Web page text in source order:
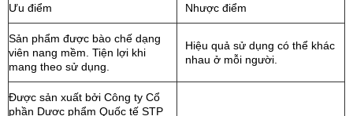
Ưu điểm Nhược điểm
Sản phẩm được bào chế dạng
viên nang mềm. Tiện lợi khi
mang theo sử dụng.
Hiệu quả sử dụng có thể khác
nhau ở mỗi người.
Được sản xuất bởi Công ty Cổ
phần Dược phẩm Quốc tế STP